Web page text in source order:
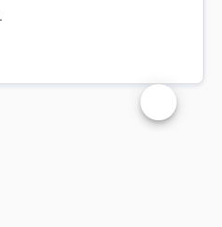
Changer la